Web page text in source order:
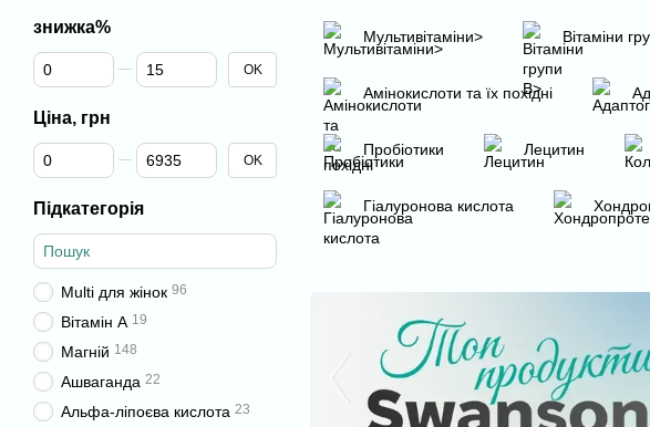
Мультивітаміни> Вітаміни
Амінокислоти та їх похідні
Пробіотики Лецитин
Гіалуронова кислота
знижка%
Від знижка%
До знижка%
OK
Ціна, грн
Від Ціна, грн
До Ціна, грн
OK
Підкатегорія
Multi для жінок 96
Вітамін А 19
Магній 148
Ашваганда 22
Альфа-ліпоєва кислота 23